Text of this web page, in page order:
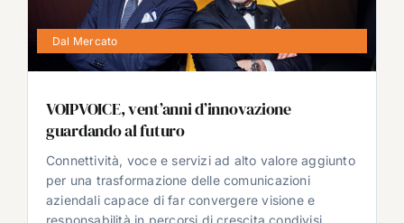
Dal Mercato
VOIPVOICE, vent’anni d’innovazione
guardando al futuro
Connettività, voce e servizi ad alto valore aggiunto
per una trasformazione delle comunicazioni
aziendali capace di far convergere visione e
responsabilità in percorsi di crescita condivisi